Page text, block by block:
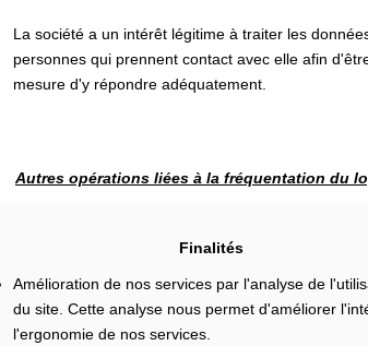
La société a un intérêt légitime à traiter les
personnes qui prennent contact avec elle afin
mesure d'y répondre adéquatement.
Autres opérations liées à la fréquentation du
Finalités
Amélioration de nos services par l'analyse de
du site. Cette analyse nous permet d'améliorer
l'ergonomie de nos services.